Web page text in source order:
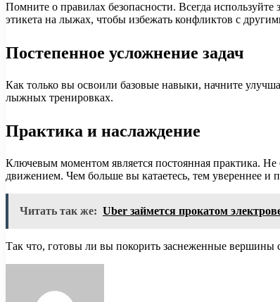
Помните о правилах безопасности. Всегда
этикета на лыжах, чтобы избежать конфликтов с
Постепенное усложнение задач
Как только вы освоили базовые навыки, начните
лыжных тренировках.
Практика и наслаждение
Ключевым моментом является постоянная практика.
движением. Чем больше вы катаетесь, тем увереннее и
Читать так же: Uber займется прокатом
Так что, готовы ли вы покорить заснеженные